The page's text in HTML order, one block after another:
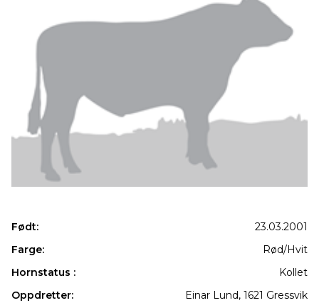
Født:
23.03.2001
Farge:
Rød/Hvit
Hornstatus :
Kollet
Oppdretter:
Einar Lund, 1621 Gressvik